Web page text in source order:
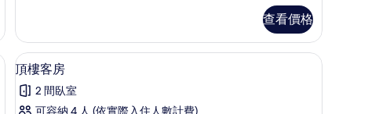
的
詳
情
查看價格
熨斗/熨衣板、免費無線上網、獨特裝潢
顯
示
頂
頂樓客房 | 遮光布/窗簾、熨斗/熨衣板、免費
6
頂樓客房
2 間臥室
可容納 4 人 (依實際入住人數計費)